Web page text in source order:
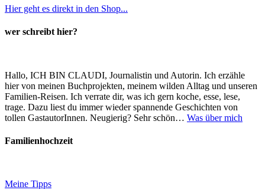
Hier geht es direkt in den Shop...
wer schreibt hier?
Hallo, ICH BIN CLAUDI, Journalistin und Autorin. Ich erzähle
hier von meinen Buchprojekten, meinem wilden Alltag und unseren
Familien-Reisen. Ich verrate dir, was ich gern koche, esse, lese,
trage. Dazu liest du immer wieder spannende Geschichten von
tollen GastautorInnen. Neugierig? Sehr schön… Was über mich
Familienhochzeit
Meine Tipps